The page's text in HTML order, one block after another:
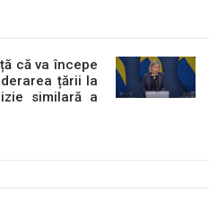
că va începe
țării la
similară a